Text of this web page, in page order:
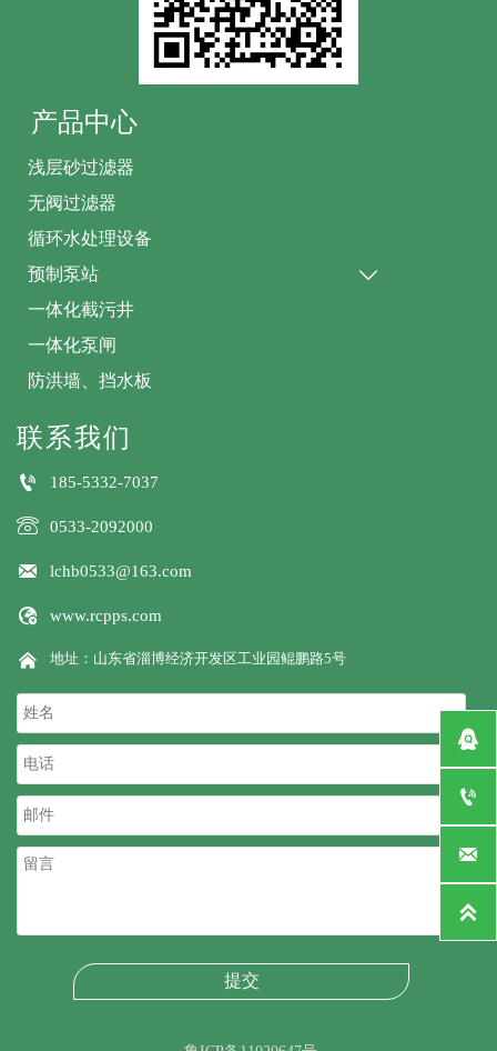
产品中心
浅层砂过滤器
无阀过滤器
循环水处理设备
预制泵站

一体化截污井
一体化泵闸
防洪墙、挡水板
联系我们
 185-5332-7037
 0533-2092000
 lchb0533@163.com
 www.rcpps.com
 地址：山东省淄博经济开发区工业园鲲鹏路5号
提交



